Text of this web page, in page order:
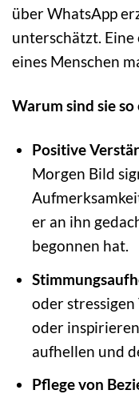
über WhatsApp
unterschätzt. Eine
eines Menschen
Warum sind sie
Positive
Morgen Bild
er an ihn
begonnen hat.
oder
oder
aufhellen und
Pflege von